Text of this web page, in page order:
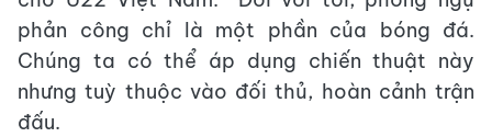
phản công chỉ là một phần của bóng đá.
Chúng ta có thể áp dụng chiến thuật này
nhưng tuỳ thuộc vào đối thủ, hoàn cảnh trận
đấu.